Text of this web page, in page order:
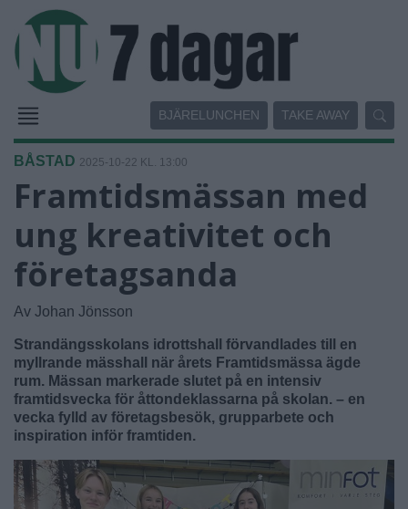
BJÄRELUNCHEN TAKE AWAY
BÅSTAD 2025-10-22 KL. 13:00
Framtidsmässan med
ung kreativitet och
företagsanda
Av Johan Jönsson
Strandängsskolans idrottshall förvandlades till en
myllrande mässhall när årets Framtidsmässa ägde
rum. Mässan markerade slutet på en intensiv
framtidsvecka för åttondeklassarna på skolan. – en
vecka fylld av företagsbesök, grupparbete och
inspiration inför framtiden.